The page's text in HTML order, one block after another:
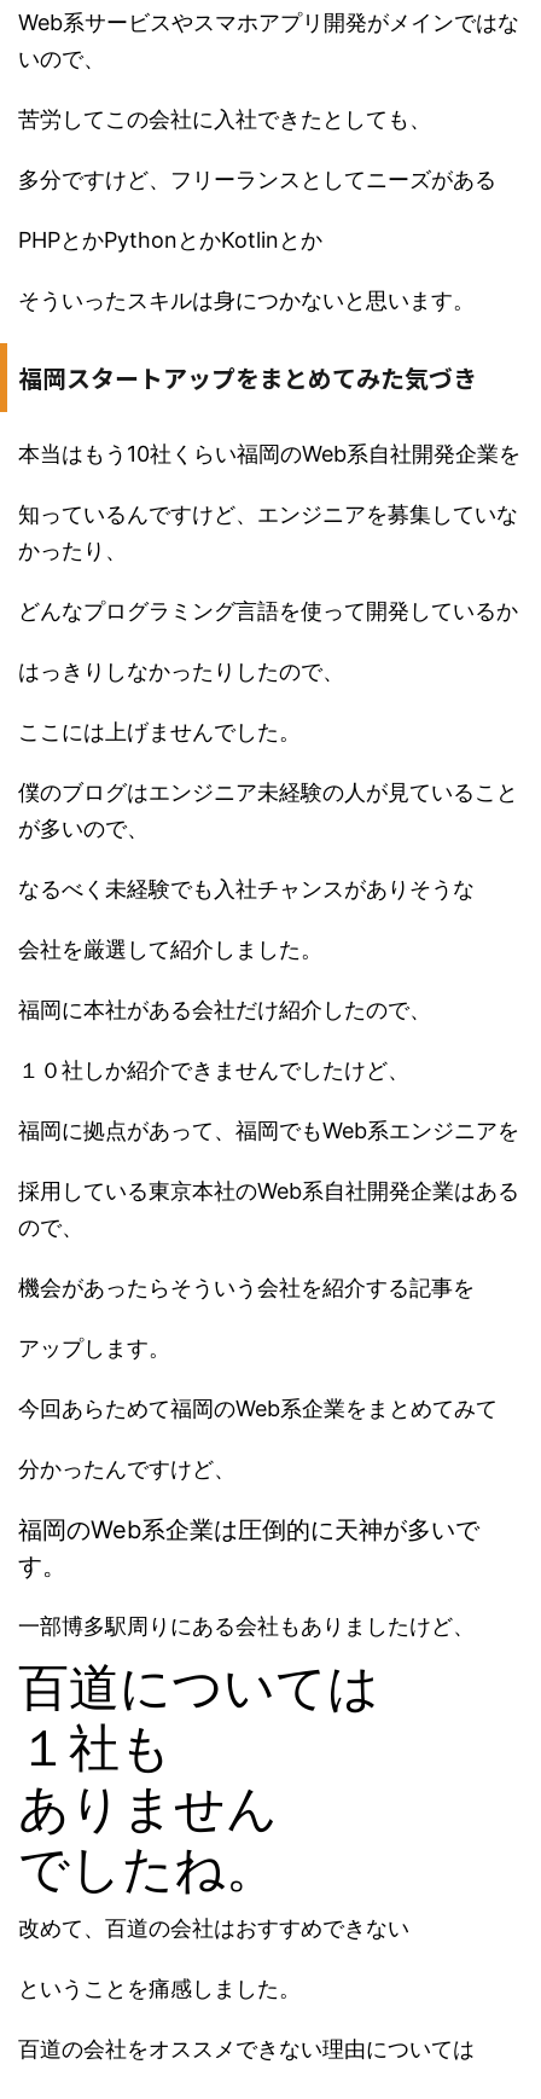
Web系サービスやスマホアプリ開発がメインではな
いので、
苦労してこの会社に入社できたとしても、
多分ですけど、フリーランスとしてニーズがある
PHPとかPythonとかKotlinとか
そういったスキルは身につかないと思います。
福岡スタートアップをまとめてみた気づき
本当はもう10社くらい福岡のWeb系自社開発企業を
知っているんですけど、エンジニアを募集していな
かったり、
どんなプログラミング言語を使って開発しているか
はっきりしなかったりしたので、
ここには上げませんでした。
僕のブログはエンジニア未経験の人が見ていること
が多いので、
なるべく未経験でも入社チャンスがありそうな
会社を厳選して紹介しました。
福岡に本社がある会社だけ紹介したので、
１０社しか紹介できませんでしたけど、
福岡に拠点があって、福岡でもWeb系エンジニアを
採用している東京本社のWeb系自社開発企業はある
ので、
機会があったらそういう会社を紹介する記事を
アップします。
今回あらためて福岡のWeb系企業をまとめてみて
分かったんですけど、
福岡のWeb系企業は圧倒的に天神が多いで
す。
一部博多駅周りにある会社もありましたけど、
百道については
１社も
ありません
でしたね。
改めて、百道の会社はおすすめできない
ということを痛感しました。
百道の会社をオススメできない理由については